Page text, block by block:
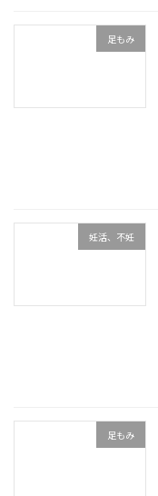
足もみ
妊活、不妊
足もみ